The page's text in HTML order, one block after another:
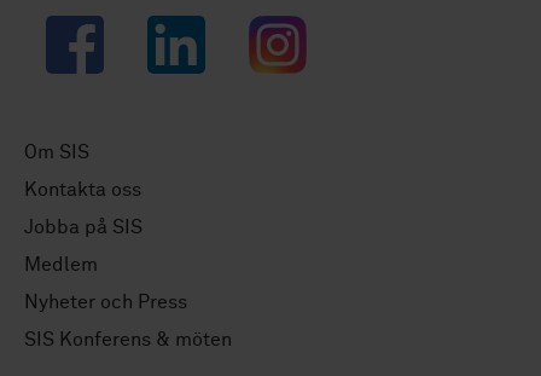
Facebook LinkedIn Instagram
Om SIS
Kontakta oss
Jobba på SIS
Medlem
Nyheter och Press
SIS Konferens & möten